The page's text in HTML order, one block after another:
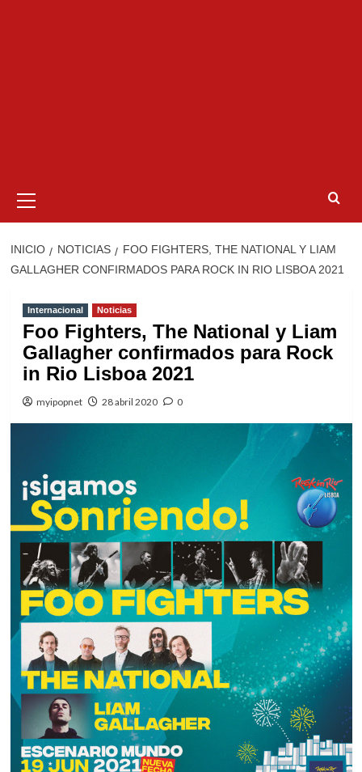
primario
INICIO NOTICIAS
FOO FIGHTERS, THE NATIONAL Y LIAM
GALLAGHER CONFIRMADOS PARA ROCK IN RIO LISBOA 2021
Internacional Noticias
Foo Fighters, The National y Liam
Gallagher confirmados para Rock
in Rio Lisboa 2021
myipopnet 28 abril 2020 0